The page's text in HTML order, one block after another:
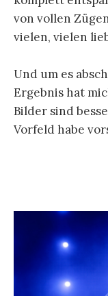
von vollen
vielen, vielen
Und um es
Ergebnis hat
Bilder sind
Vorfeld habe